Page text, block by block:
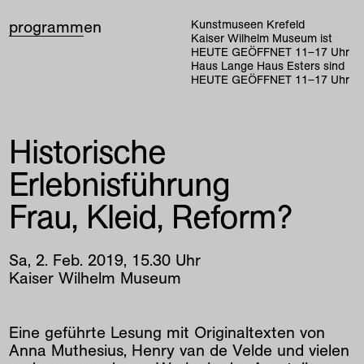
programmen
Kunstmuseen Krefeld
Kaiser Wilhelm Museum ist
HEUTE GEÖFFNET 11–17 Uhr
Haus Lange Haus Esters sind
HEUTE GEÖFFNET 11–17 Uhr
Historische
Erlebnisführung
Frau, Kleid, Reform?
Sa, 2. Feb. 2019, 15.30 Uhr
Kaiser Wilhelm Museum
Eine geführte Lesung mit Originaltexten von
Anna Muthesius, Henry van de Velde und vielen